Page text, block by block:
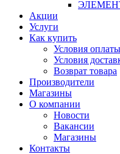
Акции
Услуги
Как купить
Условия оплаты
Условия
Возврат товара
Производители
Магазины
О компании
Новости
Вакансии
Магазины
Контакты